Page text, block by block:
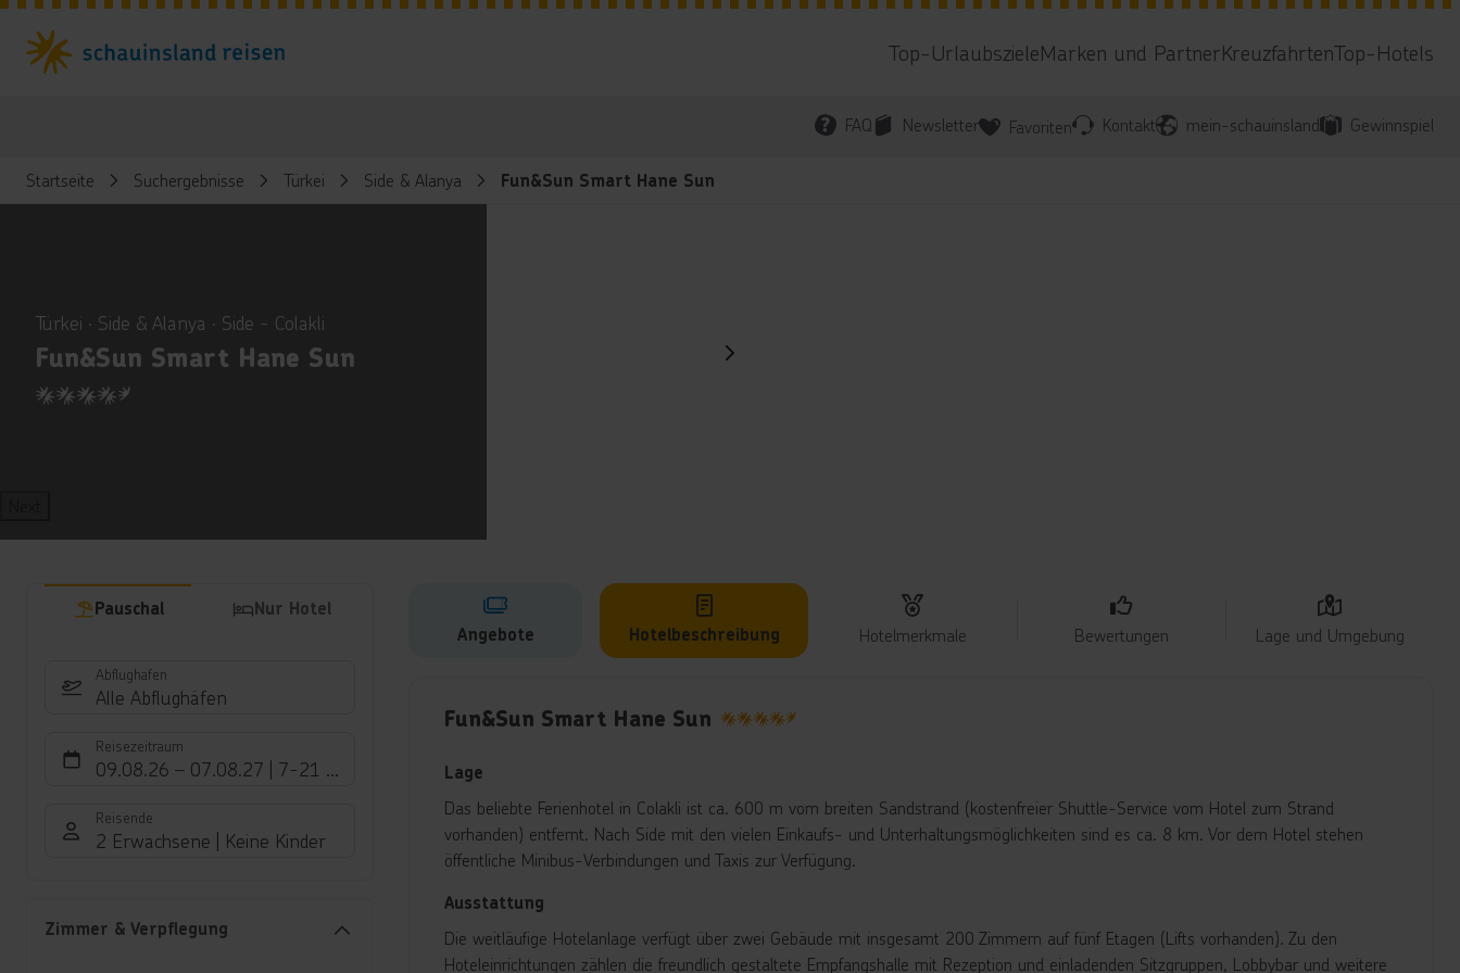
Top-UrlaubszieleMarken und PartnerKreuzfahrtenTop-Hotels
FAQ Newsletter Favoriten Kontakt mein-schauinsland Gewinnspiel
Startseite Suchergebnisse Türkei Side & Alanya Fun&Sun Smart Hane Sun
Türkei ∙ Side & Alanya ∙ Side - Colakli
Fun&Sun Smart Hane Sun
4.5
Pauschal Nur Hotel
Abflughafen
Alle Abflughäfen
Reisezeitraum
09.08.26 – 07.08.27 7-21 Nächte
Reisende
2 Erwachsene Keine Kinder
Zimmer & Verpflegung
Angebote Hotelbeschreibung Hotelmerkmale Bewertungen Lage und Umgebung
Fun&Sun Smart Hane Sun
Lage
Das beliebte Ferienhotel in Colakli ist ca. 600 m vom breiten Sandstrand (kostenfreier Shuttle-Service vom Hotel zum Strand
vorhanden) entfernt. Nach Side mit den vielen Einkaufs- und Unterhaltungsmöglichkeiten sind es ca. 8 km. Vor dem Hotel stehen
öffentliche Minibus-Verbindungen und Taxis zur Verfügung.
Ausstattung
Die weitläufige Hotelanlage verfügt über zwei Gebäude mit insgesamt 200 Zimmern auf fünf Etagen (Lifts vorhanden). Zu den
Hoteleinrichtungen zählen die freundlich gestaltete Empfangshalle mit Rezeption und einladenden Sitzgruppen, Lobbybar und weitere